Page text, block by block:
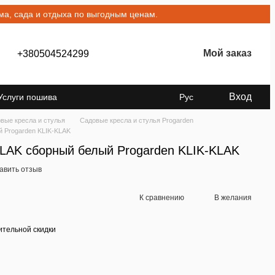
сада и отдыха по выгодным ценам.
+380504524299 Мой заказ
пошива
Рус Вход
кресла и стулья
Садовые кресла и стулья Progarden
Progarden KLIK-KLAK
сборный белый Progarden KLIK-KLAK
отзыв
К сравнению В желания
скидки